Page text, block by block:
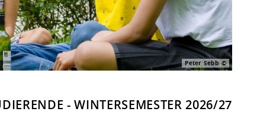
Peter Sebb
- WINTERSEMESTER 2026/27